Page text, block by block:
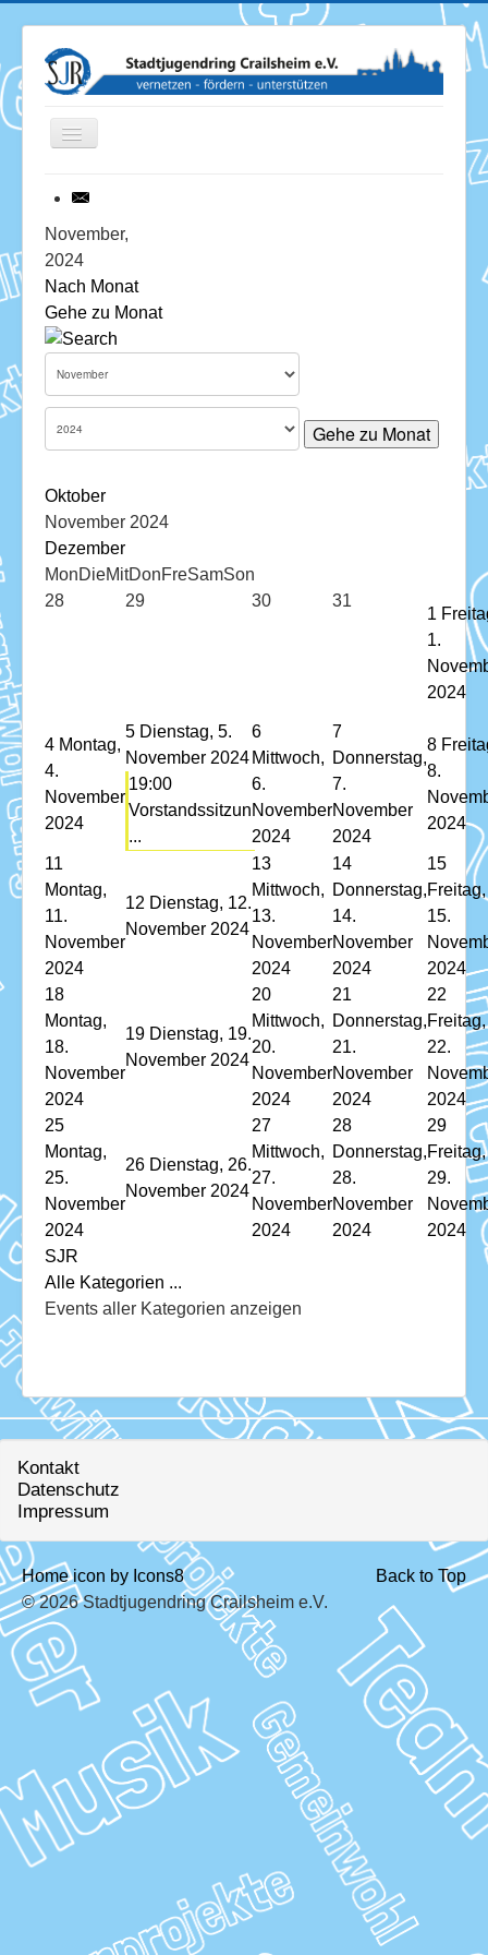
Toggle
News
Termine
Über uns
Förderung
Services
Download
Ausleihe
Ratskeller
November,
2024
Nach Monat
Gehe zu Monat
Gehe zu Monat
Oktober
November 2024
Dezember
MonDieMitDonFreSamSon
28
29 30 31
1
1.
2024
4 Montag,
4.
November
2024
5 Dienstag, 5.
November 2024
19:00
Vorstandssitzun
...
6
Mittwoch,
6.
November
2024
7
Donnerstag,
7.
November
2024
8
8.
2024
11
Montag,
11.
November
2024
12 Dienstag, 12.
November 2024
13
Mittwoch,
13.
November
2024
14
Donnerstag,
14.
November
2024
15
Freitag,
15.
2024
18
Montag,
18.
November
2024
19 Dienstag, 19.
November 2024
20
Mittwoch,
20.
November
2024
21
Donnerstag,
21.
November
2024
22
Freitag,
22.
2024
25
Montag,
25.
November
2024
26 Dienstag, 26.
November 2024
27
Mittwoch,
27.
November
2024
28
Donnerstag,
28.
November
2024
29
Freitag,
29.
2024
SJR
Alle Kategorien ...
Events aller Kategorien anzeigen
Kontakt
Datenschutz
Impressum
Home icon by Icons8
Back to Top
© 2026 Stadtjugendring Crailsheim e.V.